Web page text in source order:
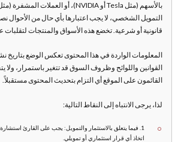
التمويل الشخصي، لا يجب اعتبارها بأي حال من الأحوال
قانونية أو شرعية. تخضع هذه الأسواق والمنتجات لتقلبات
المعلومات الواردة في هذا المحتوى تعكس الوضع بتاريخ
القوانين واللوائح وظروف السوق قد تتغير باستمرار، ولا
القائمون على الموقع أي التزام بتحديث المحتوى مستقبلاً.
لذا، يرجى الانتباه إلى النقاط التالية:
1. فيما يتعلق بالاستثمار والتمويل: يجب على القارئ
اتخاذ أي قرار استثماري أو تمويلي.